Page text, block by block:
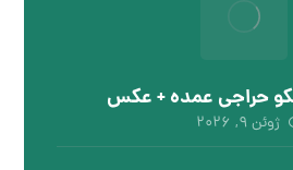
حراجی عمده + عکس
ژوئن ۹, ۲۰۲۶